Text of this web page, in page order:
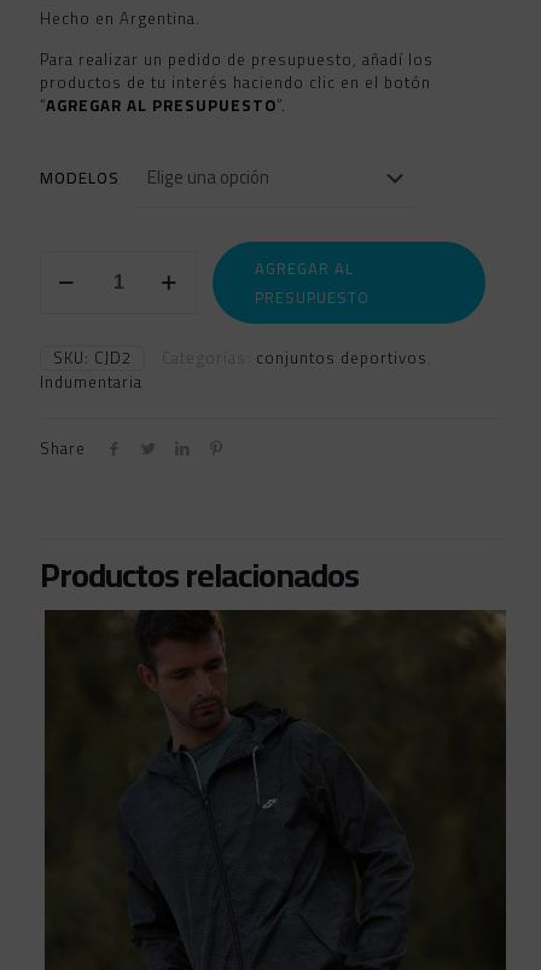
Hecho en Argentina.
Para realizar un pedido de presupuesto, añadí los
productos de tu interés haciendo clic en el botón
“AGREGAR AL PRESUPUESTO”.
MODELOS
DEPORTIVOS
AGREGAR AL
PRESUPUESTO
SKU: CJD2 Categorías: conjuntos deportivos
Indumentaria
Share
Productos relacionados